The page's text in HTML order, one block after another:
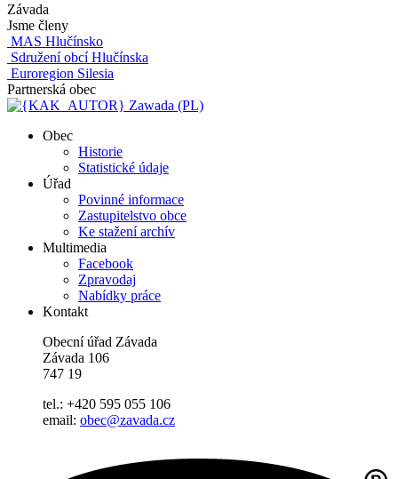
Závada
Jsme členy
MAS Hlučínsko
Sdružení obcí Hlučínska
Euroregion Silesia
Partnerská obec
Zawada (PL)
Obec
Historie
Statistické údaje
Úřad
Povinné informace
Zastupitelstvo obce
Ke stažení archív
Multimedia
Facebook
Zpravodaj
Nabídky práce
Kontakt
Obecní úřad Závada
Závada 106
747 19
tel.: +420 595 055 106
email: obec@zavada.cz